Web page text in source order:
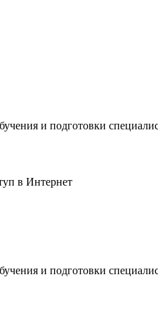
и подготовки
в Интернет
и подготовки